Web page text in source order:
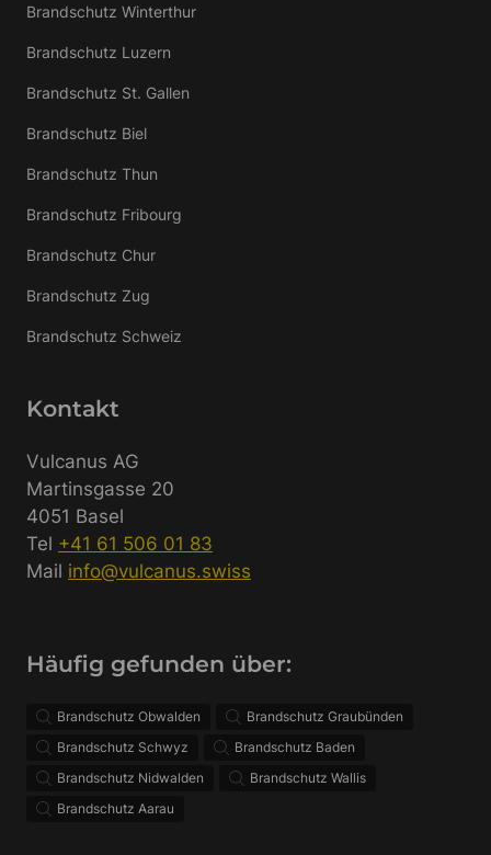
Brandschutz Winterthur
Brandschutz Luzern
Brandschutz St. Gallen
Brandschutz Biel
Brandschutz Thun
Brandschutz Fribourg
Brandschutz Chur
Brandschutz Zug
Brandschutz Schweiz
Kontakt
Vulcanus AG
Martinsgasse 20
4051 Basel
Tel +41 61 506 01 83
Mail info@vulcanus.swiss
Häufig gefunden über:
Brandschutz Obwalden
Brandschutz Graubünden
Brandschutz Schwyz
Brandschutz Baden
Brandschutz Nidwalden
Brandschutz Wallis
Brandschutz Aarau